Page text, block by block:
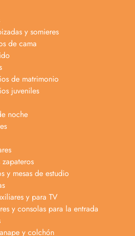
y somieres
de cama
de matrimonio
juveniles
noche
y mesas de estudio
y para TV
y consolas para la entrada
y colchón